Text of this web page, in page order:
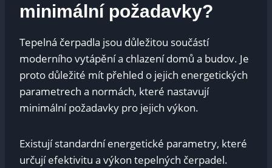
minimální požadavky?
Tepelná čerpadla jsou důležitou součástí
moderního vytápění a chlazení domů a budov. Je
proto důležité mít přehled o jejich energetických
parametrech a normách, které nastavují
minimální požadavky pro jejich výkon.
Existují standardní energetické parametry, které
určují efektivitu a výkon tepelných čerpadel.